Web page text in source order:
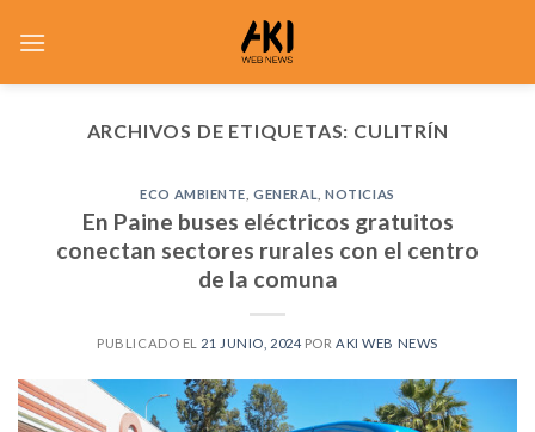
ARCHIVOS DE ETIQUETAS: CULITRÍN
ECO AMBIENTE ,GENERAL ,NOTICIAS
En Paine buses eléctricos gratuitos
conectan sectores rurales con el centro
de la comuna
PUBLICADO EL 21 JUNIO, 2024 POR AKI WEB NEWS